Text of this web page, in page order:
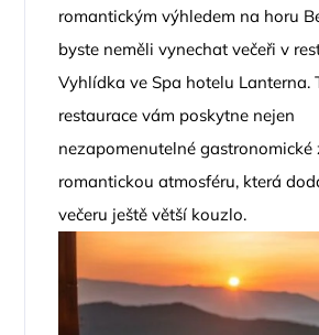
romantickým výhledem na horu
byste neměli vynechat večeři v
Vyhlídka ve Spa hotelu Lanterna.
restaurace vám poskytne nejen
nezapomenutelné gastronomické
romantickou atmosféru, která
večeru ještě větší kouzlo.